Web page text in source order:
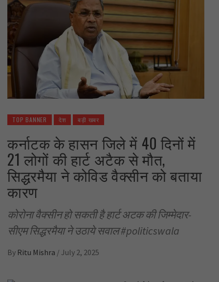
TOP BANNER देश बड़ी खबर
कर्नाटक के हासन जिले में 40 दिनों में
21 लोगों की हार्ट अटैक से मौत,
सिद्धरमैया ने कोविड वैक्सीन को बताया
कारण
कोरोना वैक्सीन हो सकती है हार्ट अटक की जिम्मेदार-
सीएम सिद्धरमैया ने उठाये सवाल #politicswala
By Ritu Mishra / July 2, 2025